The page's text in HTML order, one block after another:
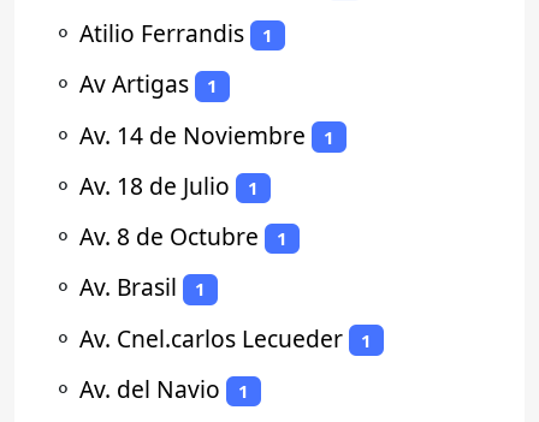
⚬ Atilio Ferrandis 1
⚬ Av Artigas 1
⚬ Av. 14 de Noviembre 1
⚬ Av. 18 de Julio 1
⚬ Av. 8 de Octubre 1
⚬ Av. Brasil 1
⚬ Av. Cnel.carlos Lecueder 1
⚬ Av. del Navio 1